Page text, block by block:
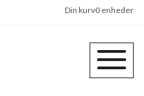
Din kurv0 enheder